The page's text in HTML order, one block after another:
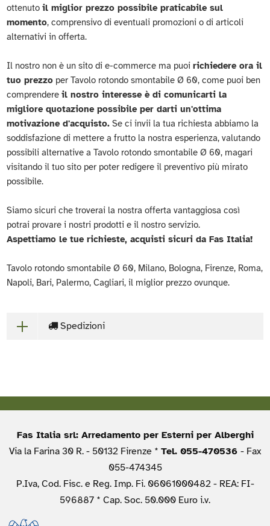
ottenutoil miglior prezzo possibile praticabile sul
momento, comprensivo di eventuali promozioni o di articoli
alternativi in offerta.
Il nostro non è un sito di e-commerce ma puoirichiedere ora il
tuo prezzo per Tavolo rotondo smontabile Ø 60, come puoi ben
comprendereil nostro interesse è di comunicarti la
migliore quotazione possibile per darti un'ottima
motivazione d'acquisto. Se ci invii la tua richiesta abbiamo la
soddisfazione di mettere a frutto la nostra esperienza, valutando
possibili alternative a Tavolo rotondo smontabile Ø 60, magari
visitando il tuo sito per poter redigere il preventivo più mirato
possibile.
Siamo sicuri che troverai la nostra offerta vantaggiosa così
potrai provare i nostri prodotti e il nostro servizio.
Aspettiamo le tue richieste, acquisti sicuri da Fas Italia!
Tavolo rotondo smontabile Ø 60, Milano, Bologna, Firenze, Roma,
Napoli, Bari, Palermo, Cagliari, il miglior prezzo ovunque.
Spedizioni
Fas Italia srl: Arredamento per Esterni per Alberghi
Via la Farina 30 R. - 50132 Firenze * Tel. 055-470536 - Fax
055-474345
P.Iva, Cod. Fisc. e Reg. Imp. Fi. 06061000482 - REA: FI-
596887 * Cap. Soc. 50.000 Euro i.v.